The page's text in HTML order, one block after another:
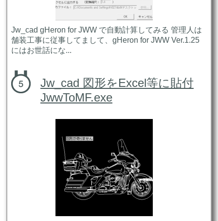
Jw_cad gHeron for JWW で自動計算してみる 管理人は
舗装工事に従事してまして、gHeron for JWW Ver.1.25
にはお世話にな...
Jw_cad 図形をExcel等に貼付
JwwToMF.exe